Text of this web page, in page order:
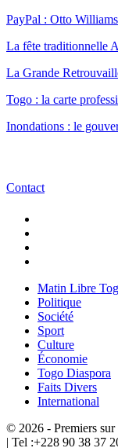
PayPal : Otto
La fête traditionnelle
La Grande
Togo : la carte
Inondations : le
Contact
Matin Libre
Politique
Société
Sport
Culture
Économie
Togo Diaspora
Faits Divers
International
© 2026 - Premiers
| Tel :+228 90 38 37